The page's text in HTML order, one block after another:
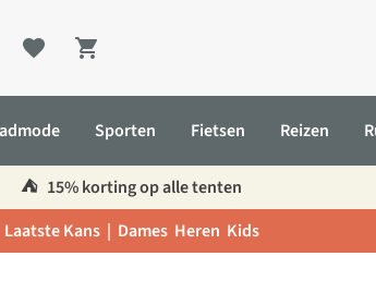
Shopping cart
Sporten Fietsen Reizen
⛺️ 15% korting op alle tenten
Laatste Kans | Dames Heren Kids